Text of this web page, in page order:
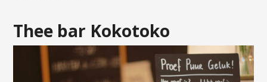
Thee bar Kokotoko